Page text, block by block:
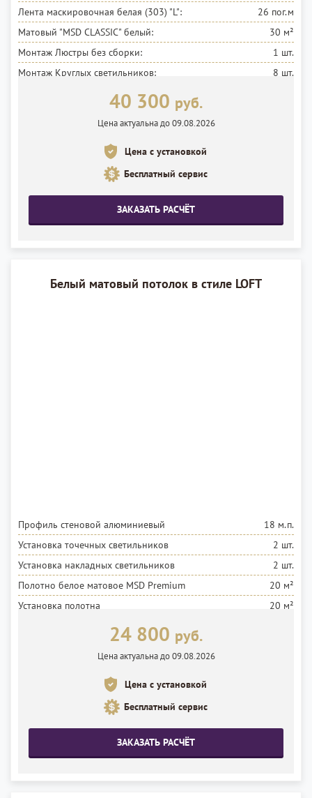
Лента маскировочная белая (303) "L":
26 пог.м
Матовый "MSD CLASSIC" белый:
30 м²
Монтаж Люстры без сборки:
1 шт.
Монтаж Круглых светильников:
8 шт.
40 300 руб.
Цена актуальна до 09.08.2026
Цена с установкой
Бесплатный сервис
ЗАКАЗАТЬ РАСЧЁТ
Белый матовый потолок в стиле LOFT
Профиль стеновой алюминиевый
18 м.п.
Установка точечных светильников
2 шт.
Установка накладных светильников
2 шт.
Полотно белое матовое MSD Premium
20 м²
Установка полотна
20 м²
24 800 руб.
Цена актуальна до 09.08.2026
Цена с установкой
Бесплатный сервис
ЗАКАЗАТЬ РАСЧЁТ